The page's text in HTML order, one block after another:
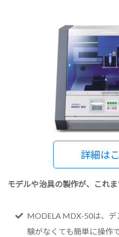
詳細は
モデルや治具の製作が、これ
MODELA MDX-50は、
験がなくても簡単に操作